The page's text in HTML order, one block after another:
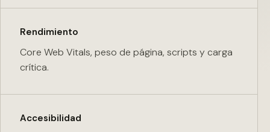
Rendimiento
Core Web Vitals, peso de página, scripts y carga
crítica.
Accesibilidad